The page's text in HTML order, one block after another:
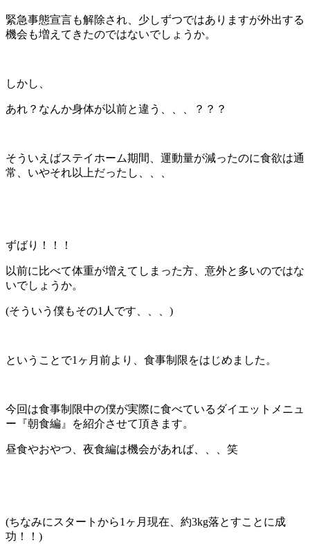
緊急事態宣言も解除され、少しずつではありますが外出する
機会も増えてきたのではないでしょうか。
しかし、
あれ？なんか身体が以前と違う、、、？？？
そういえばステイホーム期間、運動量が減ったのに食欲は通
常、いやそれ以上だったし、、、
ずばり！！！
以前に比べて体重が増えてしまった方、意外と多いのではな
いでしょうか。
(そういう僕もその1人です、、、)
ということで1ヶ月前より、食事制限をはじめました。
今回は食事制限中の僕が実際に食べているダイエットメニュ
ー『朝食編』を紹介させて頂きます。
昼食やおやつ、夜食編は機会があれば、、、笑
(ちなみにスタートから1ヶ月現在、約3kg落とすことに成
功！！)